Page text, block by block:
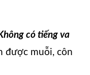
có tiếng va
được muỗi, côn